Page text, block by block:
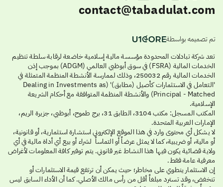
contact@tabadulat.com
تم تصميمه بواسطة
تعد شركة تبادلات المحدودة مؤسسة مالية إسلامية خاضعة لرقابة سلطة تنظيم
الخدمات المالية (FSRA) في سوق أبوظبي العالمي (ADGM) بموجب إذن
الخدمات المالية رقم 250032، وذلك لممارسة الأنشطة المنظمة المتمثلة في
'التعامل في الاستثمارات كأصيل (مطابق)' (Dealing in Investments as
Principal - Matched) والأنشطة المنظمة المتوافقة مع أحكام الشريعة
الإسلامية.
المكتب المسجل: مكتب 3104، الطابق 31، برج طموح، أبوظبي، جزيرة الريم،
الإمارات العربية المتحدة.
لا يشكل أي محتوى وارد في هذا الموقع الإلكتروني استشارة استثمارية، أو قانونية،
أو مالية، أو ضريبية، كما لا يمثل عرضاً أو التماساً لشراء أو بيع أي أداة مالية في أي
ولاية قضائية يكون فيها هذا النشاط غير قانوني. يتم توفير كافة المعلومات لأغراض
معرفية عامة فقط.
إن الاستثمار ينطوي على مخاطر؛ حيث يمكن أن ترتفع قيمة الاستثمارات أو
تنخفض، وقد تسترد مبلغاً أقل من رأس مالك الأصلي. كما أن الأداء السابق ليس